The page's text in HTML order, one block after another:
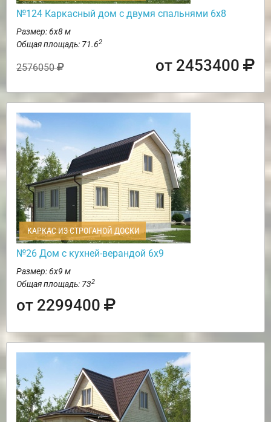
№124 Каркасный дом с двумя спальнями 6х8
Размер: 6х8 м
Общая площадь: 71.62
2576050 от 2453400
КАРКАС ИЗ СТРОГАНОЙ ДОСКИ
№26 Дом с кухней-верандой 6х9
Размер: 6х9 м
Общая площадь: 732
от 2299400